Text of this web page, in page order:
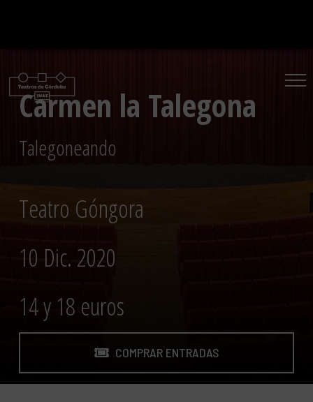
Carmen la Talegona
Talegoneando
Teatro Góngora
10 Dic. 2020
14 y 18 euros
COMPRAR ENTRADAS